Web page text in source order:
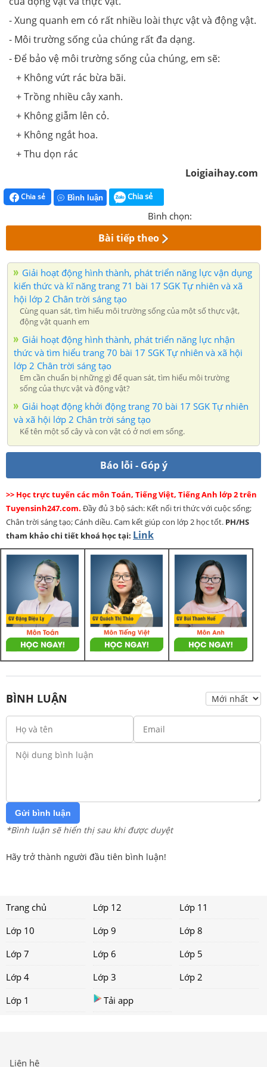
- Xung quanh em có rất nhiều loài thực vật và động vật.
- Môi trường sống của chúng rất đa dạng.
- Để bảo vệ môi trường sống của chúng, em sẽ:
+ Không vứt rác bừa bãi.
+ Trồng nhiều cây xanh.
+ Không giẫm lên cỏ.
+ Không ngắt hoa.
+ Thu dọn rác
Loigiaihay.com
Chia sẻ Bình luận Chia sẻ
Bình chọn:
Bài tiếp theo
Giải hoạt động hình thành, phát triển năng lực vận dụng
kiến thức và kĩ năng trang 71 bài 17 SGK Tự nhiên và xã
hội lớp 2 Chân trời sáng tạo
Cùng quan sát, tìm hiểu môi trường sống của một số thực vật,
động vật quanh em
Giải hoạt động hình thành, phát triển năng lực nhận
thức và tìm hiểu trang 70 bài 17 SGK Tự nhiên và xã hội
lớp 2 Chân trời sáng tạo
Em cần chuẩn bị những gì để quan sát, tìm hiểu môi trường
sống của thực vật và động vật?
Giải hoạt động khởi động trang 70 bài 17 SGK Tự nhiên
và xã hội lớp 2 Chân trời sáng tạo
Kể tên một số cây và con vật có ở nơi em sống.
Báo lỗi - Góp ý
>> Học trực tuyến các môn Toán, Tiếng Việt, Tiếng Anh lớp 2 trên
Tuyensinh247.com. Đầy đủ 3 bộ sách: Kết nối tri thức với cuộc sống;
Chân trời sáng tạo; Cánh diều. Cam kết giúp con lớp 2 học tốt. PH/HS
tham khảo chi tiết khoá học tại: Link
BÌNH LUẬN
Gửi bình luận
*Bình luận sẽ hiển thị sau khi được duyệt
Hãy trở thành người đầu tiên bình luận!
Trang chủ Lớp 12
Lớp 11
Lớp 10
Lớp 9
Lớp 8
Lớp 7
Lớp 6
Lớp 5
Lớp 4
Lớp 3
Lớp 2
Lớp 1
Tải app
Liên hệ